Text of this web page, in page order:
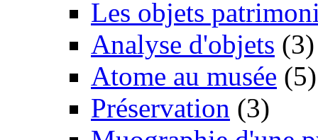
Les objets
Analyse d'objets (3)
Atome au musée (5)
Préservation (3)